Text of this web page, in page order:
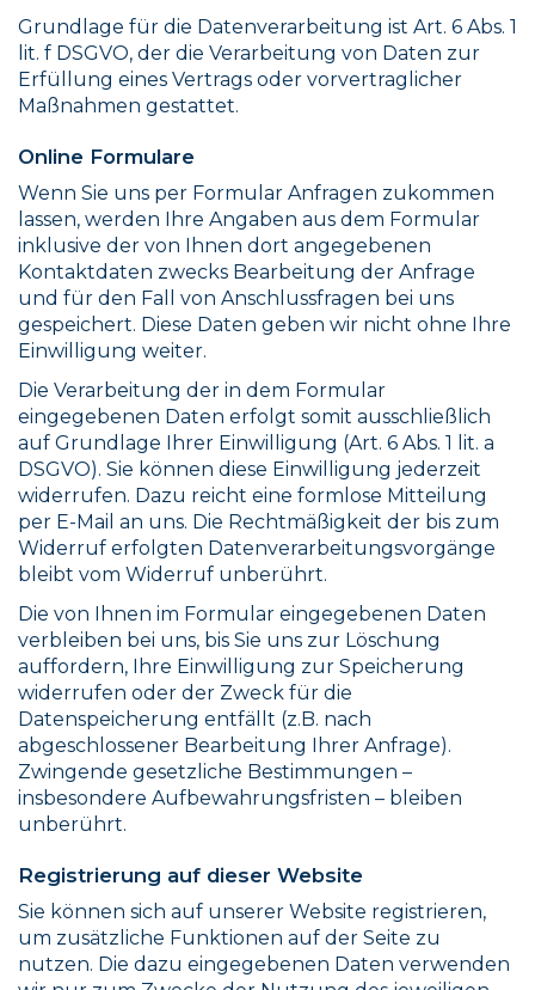
Grundlage für die Datenverarbeitung ist Art. 6 Abs. 1
lit. f DSGVO, der die Verarbeitung von Daten zur
Erfüllung eines Vertrags oder vorvertraglicher
Maßnahmen gestattet.
Online Formulare
Wenn Sie uns per Formular Anfragen zukommen
lassen, werden Ihre Angaben aus dem Formular
inklusive der von Ihnen dort angegebenen
Kontaktdaten zwecks Bearbeitung der Anfrage
und für den Fall von Anschlussfragen bei uns
gespeichert. Diese Daten geben wir nicht ohne Ihre
Einwilligung weiter.
Die Verarbeitung der in dem Formular
eingegebenen Daten erfolgt somit ausschließlich
auf Grundlage Ihrer Einwilligung (Art. 6 Abs. 1 lit. a
DSGVO). Sie können diese Einwilligung jederzeit
widerrufen. Dazu reicht eine formlose Mitteilung
per E-Mail an uns. Die Rechtmäßigkeit der bis zum
Widerruf erfolgten Datenverarbeitungsvorgänge
bleibt vom Widerruf unberührt.
Die von Ihnen im Formular eingegebenen Daten
verbleiben bei uns, bis Sie uns zur Löschung
auffordern, Ihre Einwilligung zur Speicherung
widerrufen oder der Zweck für die
Datenspeicherung entfällt (z.B. nach
abgeschlossener Bearbeitung Ihrer Anfrage).
Zwingende gesetzliche Bestimmungen –
insbesondere Aufbewahrungsfristen – bleiben
unberührt.
Registrierung auf dieser Website
Sie können sich auf unserer Website registrieren,
um zusätzliche Funktionen auf der Seite zu
nutzen. Die dazu eingegebenen Daten verwenden